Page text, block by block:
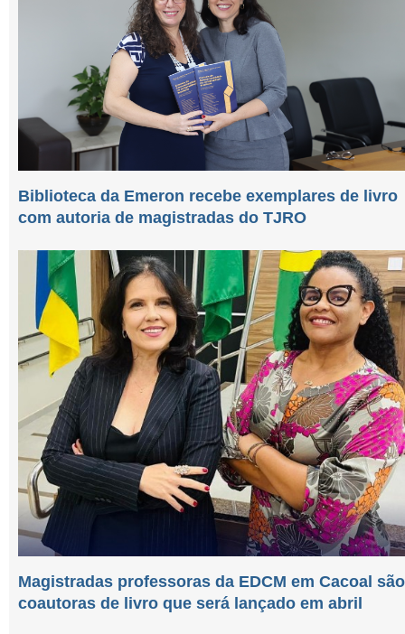
Biblioteca da Emeron recebe exemplares de livro
com autoria de magistradas do TJRO
Magistradas professoras da EDCM em Cacoal são
coautoras de livro que será lançado em abril